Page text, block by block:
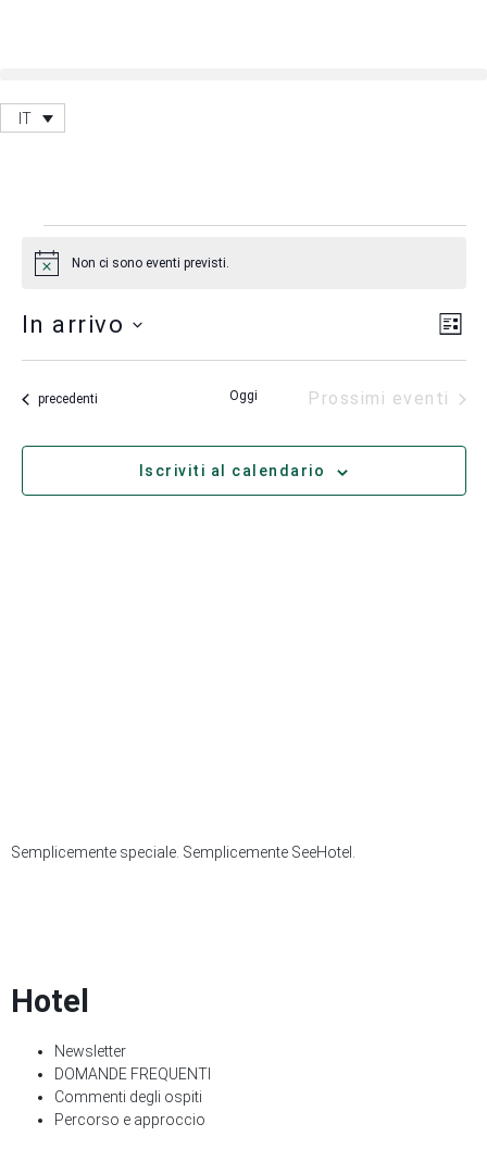
IT
Notice Non ci sono eventi previsti.
Lista
In arrivo
data.
Eventi
precedenti Oggi Prossimi eventi
Iscriviti al calendario
Semplicemente speciale. Semplicemente SeeHotel.
Hotel
Newsletter
DOMANDE FREQUENTI
Commenti degli ospiti
Percorso e approccio